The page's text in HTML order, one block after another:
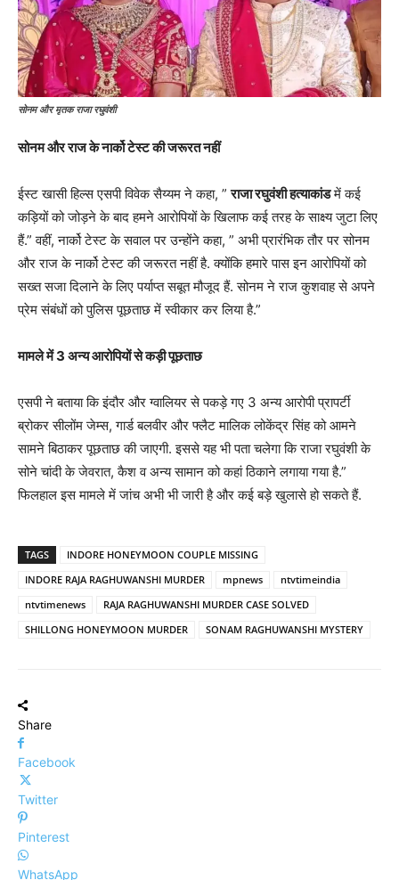
सोनम और मृतक राजा रघुवंशी
सोनम और राज के नार्को टेस्ट की जरूरत नहीं
ईस्ट खासी हिल्स एसपी विवेक सैय्यम ने कहा, ”राजा रघुवंशी हत्याकांडमें कई
कड़ियों को जोड़ने के बाद हमने आरोपियों के खिलाफ कई तरह के साक्ष्य जुटा लिए
हैं.” वहीं, नार्को टेस्ट के सवाल पर उन्होंने कहा, ” अभी प्रारंभिक तौर पर सोनम
और राज के नार्को टेस्ट की जरूरत नहीं है. क्योंकि हमारे पास इन आरोपियों को
सख्त सजा दिलाने के लिए पर्याप्त सबूत मौजूद हैं. सोनम ने राज कुशवाह से अपने
प्रेम संबंधों को पुलिस पूछताछ में स्वीकार कर लिया है.”
मामले में 3 अन्य आरोपियों से कड़ी पूछताछ
एसपी ने बताया कि इंदौर और ग्वालियर से पकड़े गए 3 अन्य आरोपी प्रापर्टी
ब्रोकर सीलोंम जेम्स, गार्ड बलवीर और फ्लैट मालिक लोकेंद्र सिंह को आमने
सामने बिठाकर पूछताछ की जाएगी. इससे यह भी पता चलेगा कि राजा रघुवंशी के
सोने चांदी के जेवरात, कैश व अन्य सामान को कहां ठिकाने लगाया गया है.”
फिलहाल इस मामले में जांच अभी भी जारी है और कई बड़े खुलासे हो सकते हैं.
TAGS
INDORE HONEYMOON COUPLE MISSING
INDORE RAJA RAGHUWANSHI MURDER
mpnews
ntvtimeindia
ntvtimenews
RAJA RAGHUWANSHI MURDER CASE SOLVED
SHILLONG HONEYMOON MURDER
SONAM RAGHUWANSHI MYSTERY
Share
Facebook
Twitter
Pinterest
WhatsApp